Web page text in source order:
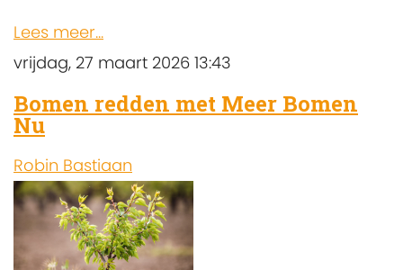
Lees meer...
vrijdag, 27 maart 2026 13:43
Bomen redden met Meer Bomen
Nu
Robin Bastiaan